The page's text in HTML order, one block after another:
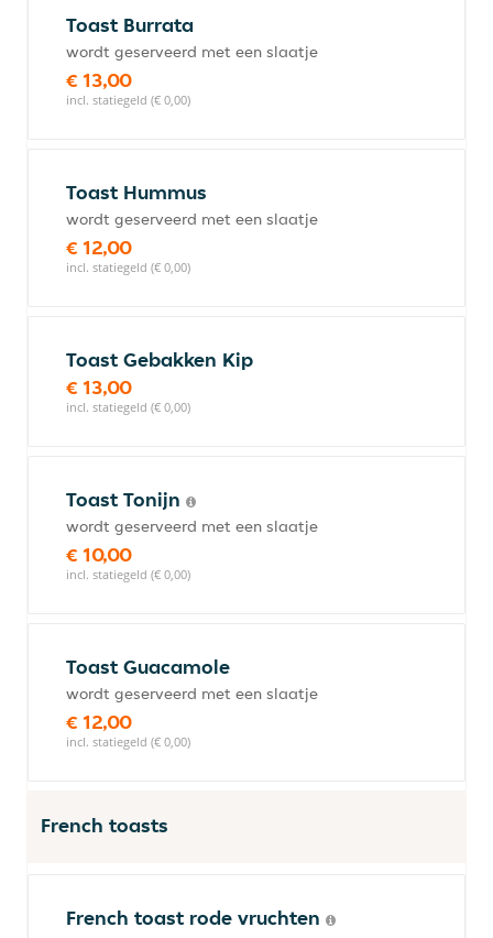
Toast Burrata
wordt geserveerd met een slaatje
€ 13,00
incl. statiegeld (€ 0,00)
Toast Hummus
wordt geserveerd met een slaatje
€ 12,00
incl. statiegeld (€ 0,00)
Toast Gebakken Kip
€ 13,00
incl. statiegeld (€ 0,00)
Toast Tonijn
wordt geserveerd met een slaatje
€ 10,00
incl. statiegeld (€ 0,00)
Toast Guacamole
wordt geserveerd met een slaatje
€ 12,00
incl. statiegeld (€ 0,00)
French toasts
French toast rode vruchten